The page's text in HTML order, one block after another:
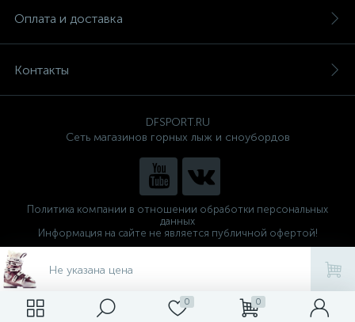
0 0
Не указана цена
Оплата и доставка
Контакты
DFSPORT.RU
Сеть магазинов горных лыж и сноубордов
Политика компании в отношении обработки персональных
данных
Информация на сайте не является публичной офертой!